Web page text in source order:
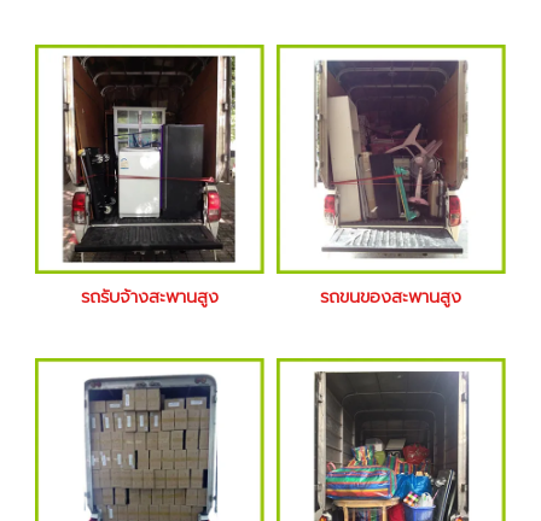
รถรับจ้างสะพานสูง รถขนของสะพานสูง